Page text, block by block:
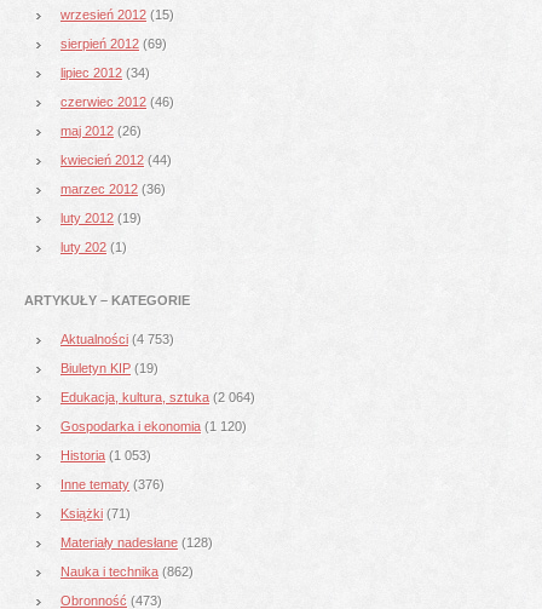
wrzesień 2012 (15)
sierpień 2012 (69)
lipiec 2012 (34)
czerwiec 2012 (46)
maj 2012 (26)
kwiecień 2012 (44)
marzec 2012 (36)
luty 2012 (19)
luty 202 (1)
ARTYKUŁY – KATEGORIE
Aktualności (4 753)
Biuletyn KIP (19)
Edukacja, kultura, sztuka (2 064)
Gospodarka i ekonomia (1 120)
Historia (1 053)
Inne tematy (376)
Książki (71)
Materiały nadesłane (128)
Nauka i technika (862)
Obronność (473)